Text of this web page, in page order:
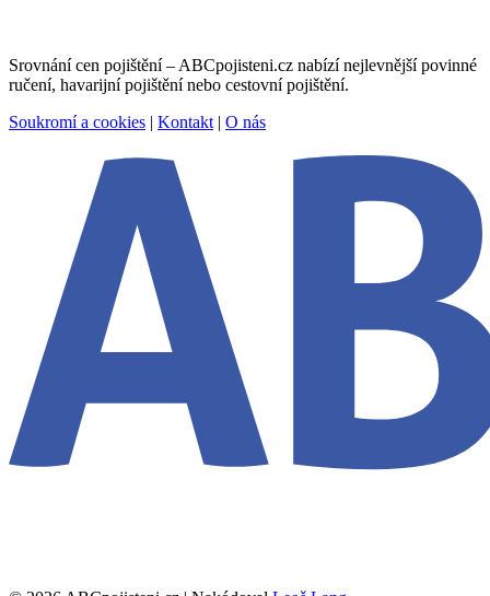
Srovnání cen pojištění – ABCpojisteni.cz nabízí nejlevnější povinné
ručení, havarijní pojištění nebo cestovní pojištění.
Soukromí a cookies | Kontakt | O nás